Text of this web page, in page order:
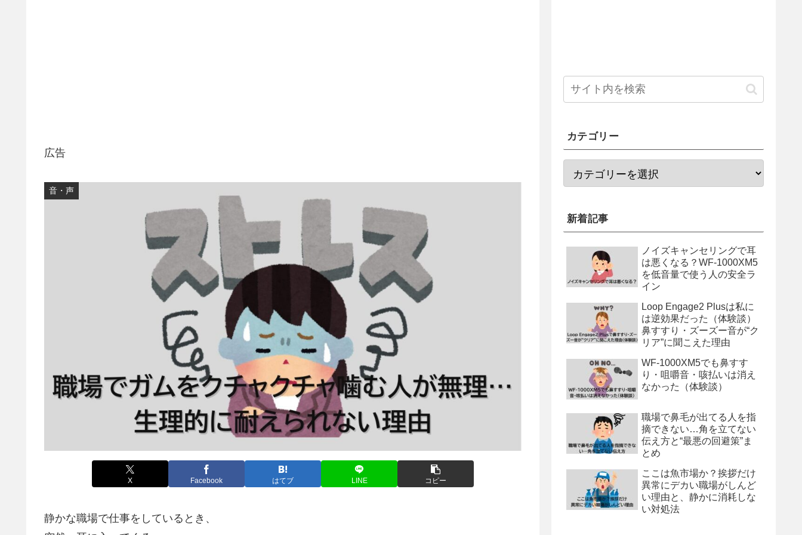
広告
音・声
X Facebook はてブ LINE コピー
静かな職場で仕事をしているとき、
カテゴリー
新着記事
ノイズキャンセリングで耳
は悪くなる？WF-1000XM5
を低音量で使う人の安全ラ
イン
Loop Engage2 Plusは私に
は逆効果だった（体験談）
鼻すすり・ズーズー音が“ク
リア”に聞こえた理由
WF-1000XM5でも鼻すす
り・咀嚼音・咳払いは消え
なかった（体験談）
職場で鼻毛が出てる人を指
摘できない…角を立てない
伝え方と“最悪の回避策”ま
とめ
ここは魚市場か？挨拶だけ
異常にデカい職場がしんど
い理由と、静かに消耗しな
い対処法